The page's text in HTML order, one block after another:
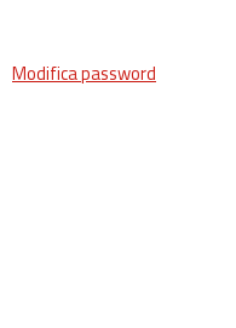
Modifica password